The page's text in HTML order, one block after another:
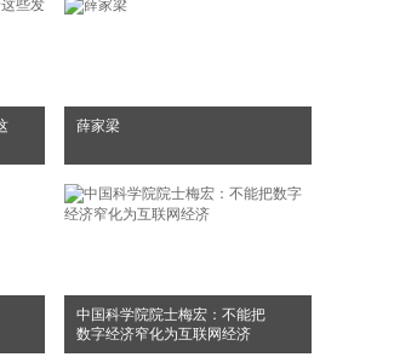
薛家梁
中国科学院院士梅宏：不能把
数字经济窄化为互联网经济